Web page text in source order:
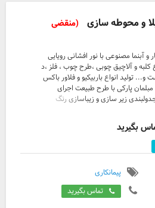
و محوطه سازی
(منقضی
آبنما مصنوعی با نور افشانی رویایی
کلبه و آلاچیق چوبی ،طرح چوب ، فلز ،د
و... تولید انواع باربیکیو و فلاور باکس
مبلمان پارکی با طرح طبیعت اجرای
زیر سازی و زیباسازی رنگ
بگیرید
پیمانکاری
تماس بگیرید